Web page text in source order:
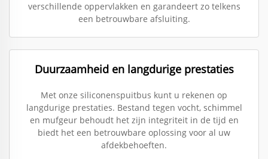
verschillende oppervlakken en garandeert zo telkens
een betrouwbare afsluiting.
Duurzaamheid en langdurige prestaties
Met onze siliconenspuitbus kunt u rekenen op
langdurige prestaties. Bestand tegen vocht, schimmel
en mufgeur behoudt het zijn integriteit in de tijd en
biedt het een betrouwbare oplossing voor al uw
afdekbehoeften.